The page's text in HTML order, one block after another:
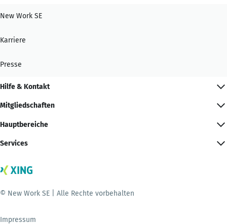
New Work SE
Karriere
Presse
Hilfe & Kontakt
Mitgliedschaften
Hauptbereiche
Services
© New Work SE | Alle Rechte vorbehalten
Impressum